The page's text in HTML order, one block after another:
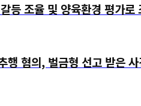
조율 및 양육환경 평가로
혐의, 벌금형 선고 받은 사